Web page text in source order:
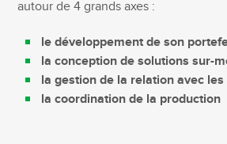
autour de 4 grands axes :
le développement de son
la conception de solutions sur-
la gestion de la relation avec les
la coordination de la production